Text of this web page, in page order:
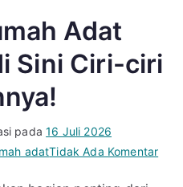
Adat
Sini Ciri-ciri
pada16 Juli 2026
adatTidak Ada Komentar